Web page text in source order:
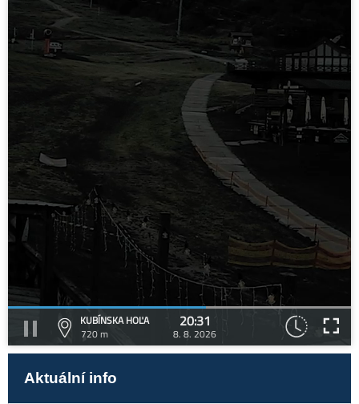
KUBÍNSKA HOĽA
720 m
20:31
8. 8. 2026
Aktuální info